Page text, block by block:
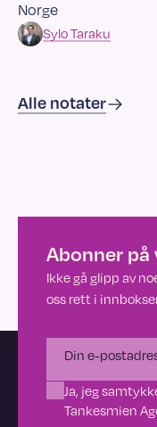
Norge
SyloTaraku
Alle notater
Abonner
Ikke gå glipp av
oss rett i
Ja, jeg
Tankesmien